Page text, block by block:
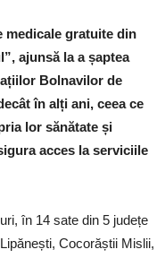
medicale gratuite din
ajunsă la a șaptea
Bolnavilor de
în alți ani, ceea ce
lor sănătate și
acces la serviciile
în 14 sate din 5 județe
Cocorăștii Mislii,